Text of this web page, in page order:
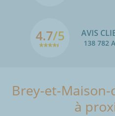
4.7/5 AVIS
138 782
Brey-et-
à